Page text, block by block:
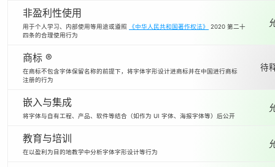
非盈利性使用
用于个人学习、内部使用等用途或遵照 《中华人民共和国著作权法》
2020 第二十
四条的合理使用行为
商标 ®
在商标不包含字体保留名称的前提下，将字体字形设计进商标并在中国进行商标
注册的行为
待
嵌入与集成
将字体与自有工程、产品、软件等结合（如作为 UI 字体、海报字体等）后公开
教育与培训
在以盈利为目的地教学中分析字体字形设计等行为